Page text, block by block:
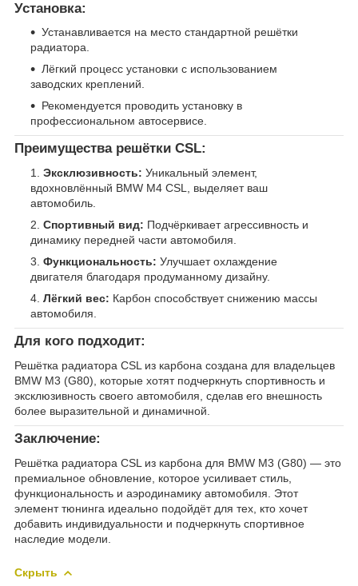
Установка:
Устанавливается на место стандартной решётки
радиатора.
Лёгкий процесс установки с использованием
заводских креплений.
Рекомендуется проводить установку в
профессиональном автосервисе.
Преимущества решётки CSL:
Эксклюзивность: Уникальный элемент,
вдохновлённый BMW M4 CSL, выделяет ваш
автомобиль.
Спортивный вид: Подчёркивает агрессивность и
динамику передней части автомобиля.
Функциональность: Улучшает охлаждение
двигателя благодаря продуманному дизайну.
Лёгкий вес: Карбон способствует снижению массы
автомобиля.
Для кого подходит:
Решётка радиатора CSL из карбона создана для владельцев
BMW M3 (G80), которые хотят подчеркнуть спортивность и
эксклюзивность своего автомобиля, сделав его внешность
более выразительной и динамичной.
Заключение:
Решётка радиатора CSL из карбона для BMW M3 (G80) — это
премиальное обновление, которое усиливает стиль,
функциональность и аэродинамику автомобиля. Этот
элемент тюнинга идеально подойдёт для тех, кто хочет
добавить индивидуальности и подчеркнуть спортивное
наследие модели.
Скрыть